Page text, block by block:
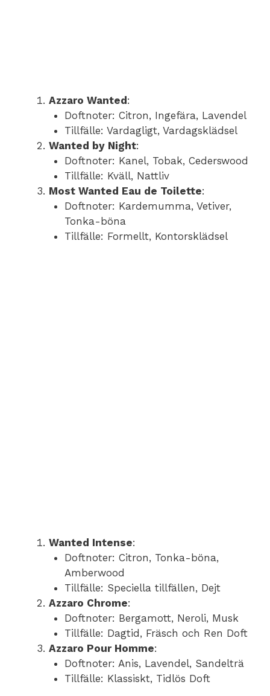
Azzaro Wanted :
Doftnoter: Citron, Ingefära, Lavendel
Tillfälle: Vardagligt, Vardagsklädsel
Wanted by Night:
Doftnoter: Kanel, Tobak, Cederswood
Tillfälle: Kväll, Nattliv
Most Wanted Eau de Toilette:
Doftnoter: Kardemumma, Vetiver,
Tonka-böna
Tillfälle: Formellt, Kontorsklädsel
Wanted Intense:
Doftnoter: Citron, Tonka-böna,
Amberwood
Tillfälle: Speciella tillfällen, Dejt
Azzaro Chrome:
Doftnoter: Bergamott, Neroli, Musk
Tillfälle: Dagtid, Fräsch och Ren Doft
Azzaro Pour Homme:
Doftnoter: Anis, Lavendel, Sandelträ
Tillfälle: Klassiskt, Tidlös Doft